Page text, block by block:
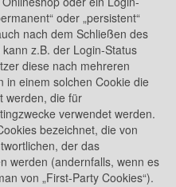
oder „persistent“
nach dem Schließen des
z.B. der Login-Status
diese nach mehreren
in einem solchen Cookie die
werden, die für
verwendet werden.
bezeichnet, die von
der das
werden (andernfalls, wenn es
von „First-Party Cookies“).